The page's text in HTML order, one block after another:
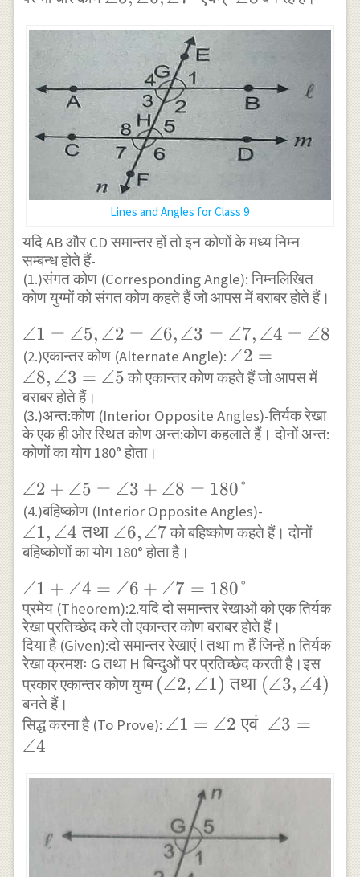
,\angle
3
\text {
एवम् }
\angle
\angle
,\angle
\text {
एवम् }
\angle
8
Lines and Angles for Class 9
यदि AB और CD समान्तर हों तो इन कोणों के मध्य निम्न
सम्बन्ध होते हैं-
(1.)संगत कोण (Corresponding Angle): निम्नलिखित
कोण युग्मों को संगत कोण कहते हैं जो आपस में बराबर होते हैं।
\angle 1
=\angle
5,\angle
2
=\angle
6,\angle
3
=\angle
7,\angle
4
=\angle
∠1 = ∠5, ∠2 = ∠6,∠3 = ∠7, ∠4 = ∠8
(2.)एकान्तर कोण (Alternate Angle): \angle 2
=\angle
3
=\angle
∠2 =
∠8, ∠3 = ∠5 को एकान्तर कोण कहते हैं जो आपस में
बराबर होते हैं।
(3.)अन्त:कोण (Interior Opposite Angles)-तिर्यक रेखा
के एक ही ओर स्थित कोण अन्त:कोण कहलाते हैं। दोनों अन्त:
कोणों का योग 180° होता।
\angle 2
+\angle
5=\angle
3
8=180°
∠2 + ∠5 = ∠3 + ∠8 = 180°
(4.)बहिष्कोण (Interior Opposite Angles)-
1 ,
\text
{ तथा
}
\angle
6 ,
7
∠1, ∠4 तथा ∠6,∠7 को बहिष्कोण कहते हैं। दोनों
बहिष्कोणों का योग 180° होता है।
\angle
1 +
\angle
4=
\angle
6 +
\angle
7=180°
∠1 + ∠4 = ∠6 + ∠7 = 180°
प्रमेय (Theorem):2.यदि दो समान्तर रेखाओं को एक तिर्यक
रेखा प्रतिच्छेद करे तो एकान्तर कोण बराबर होते हैं।
दिया है (Given):दो समान्तर रेखाएं l तथा m हैं जिन्हें n तिर्यक
रेखा क्रमशः G तथा H बिन्दुओं पर प्रतिच्छेद करती है।इस
प्रकार एकान्तर कोण युग्म (\angle
1) \text
3,\angle
(∠2, ∠1) तथा (∠3,∠4)
बनते हैं।
सिद्ध करना है (To Prove): \angle
एवं }
\angle
3=\angle
4
∠1 = ∠2 एवं ∠3 =
∠4